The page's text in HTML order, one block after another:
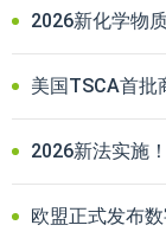
2026新化学物质登记办法修
美国TSCA首批商业机密信
2026新法实施！危险化学
欧盟正式发布数字产品护照 （